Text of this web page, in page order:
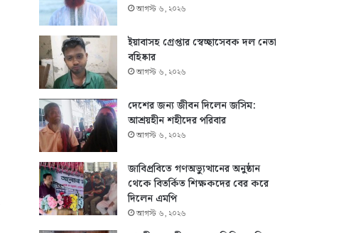
আগস্ট ৬, ২০২৬
ইয়াবাসহ গ্রেপ্তার স্বেচ্ছাসেবক দল নেতা
বহিষ্কার
আগস্ট ৬, ২০২৬
দেশের জন্য জীবন দিলেন জসিম:
আশ্রয়হীন শহীদের পরিবার
আগস্ট ৬, ২০২৬
জাবিপ্রবিতে গণঅভ্যুত্থানের অনুষ্ঠান
থেকে বিতর্কিত শিক্ষকদের বের করে
দিলেন এমপি
আগস্ট ৬, ২০২৬